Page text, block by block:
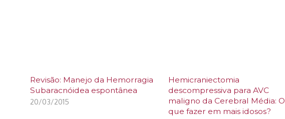
Revisão: Manejo da Hemorragia
Subaracnóidea espontânea
20/03/2015
Hemicraniectomia
descompressiva para AVC
maligno da Cerebral Média: O
que fazer em mais idosos?